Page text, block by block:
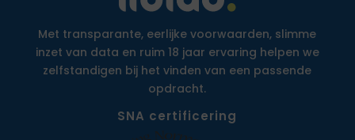
Met transparante, eerlijke voorwaarden, slimme
inzet van data en ruim 18 jaar ervaring helpen we
zelfstandigen bij het vinden van een passende
opdracht.
SNA certificering